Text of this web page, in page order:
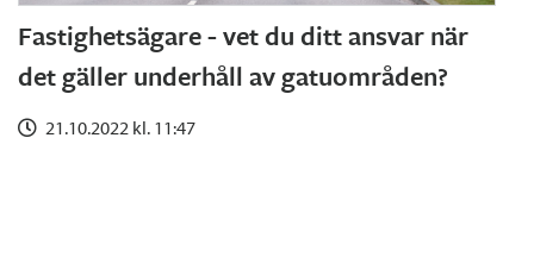
Fastighetsägare - vet du ditt ansvar när
det gäller underhåll av gatuområden?
21.10.2022 kl. 11:47